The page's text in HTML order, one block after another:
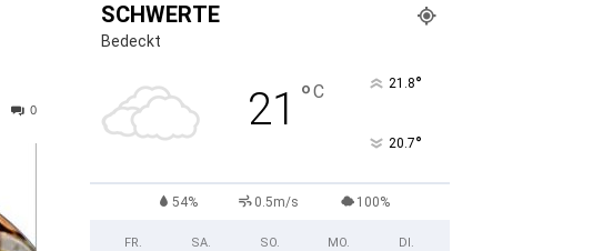
0
SCHWERTE
Bedeckt
21 °C 21.8°
20.7°
54% 0.5m/s 100%
FR. SA. SO. MO. DI.